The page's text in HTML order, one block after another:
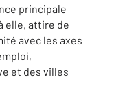
principale
elle, attire de
avec les axes
et des villes